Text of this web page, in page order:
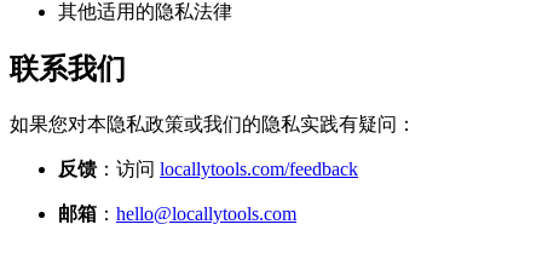
其他适用的隐私法律
联系我们
如果您对本隐私政策或我们的隐私实践有疑问：
反馈 ：访问 locallytools.com/feedback
邮箱 ： hello@locallytools.com